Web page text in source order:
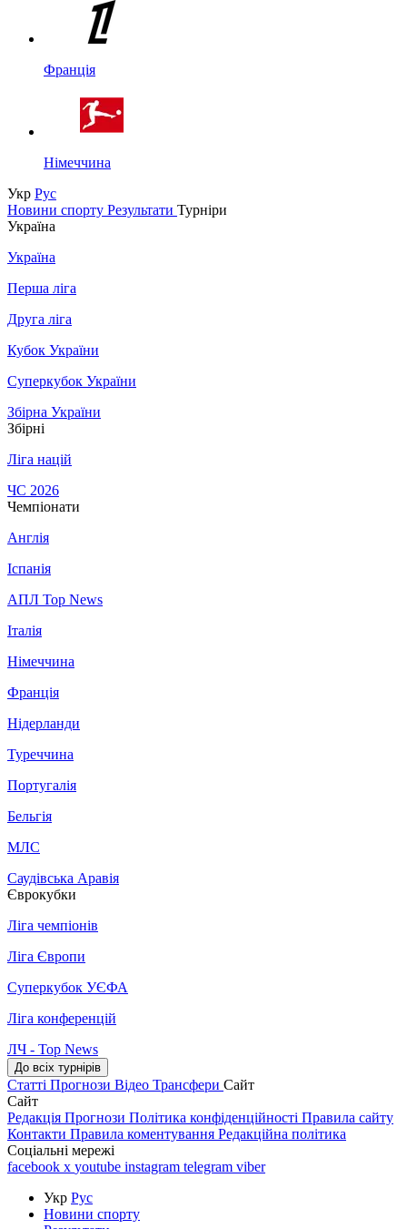
Франція
Німеччина
Укр Рус
Новини спорту Результати Турніри
Україна
Україна
Перша ліга
Друга ліга
Кубок України
Суперкубок України
Збірна України
Збірні
Ліга націй
ЧС 2026
Чемпіонати
Англія
Іспанія
АПЛ Top News
Італія
Німеччина
Франція
Нідерланди
Туреччина
Португалія
Бельгія
МЛС
Саудівська Аравія
Єврокубки
Ліга чемпіонів
Ліга Європи
Суперкубок УЄФА
Ліга конференцій
ЛЧ - Top News
До всіх турнірів
Статті Прогнози Відео Трансфери Сайт
Сайт
Редакція Прогнози Політика конфіденційності Правила сайту
Контакти Правила коментування Редакційна політика
Соціальні мережі
facebook x youtube instagram telegram viber
Укр Рус
Новини спорту